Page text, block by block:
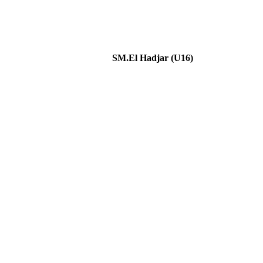
SM.El Hadjar (U16)